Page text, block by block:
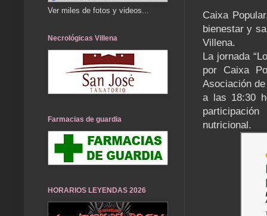
Caixa
bienestar y
Villena.
La jornada
por Caixa
Asociación
a las 18:30
nutricional.
Ver miles de fotos y videos...
Necrológicas Villena
Farmacias de guardia
HORARIOS LEYENDAS 2026